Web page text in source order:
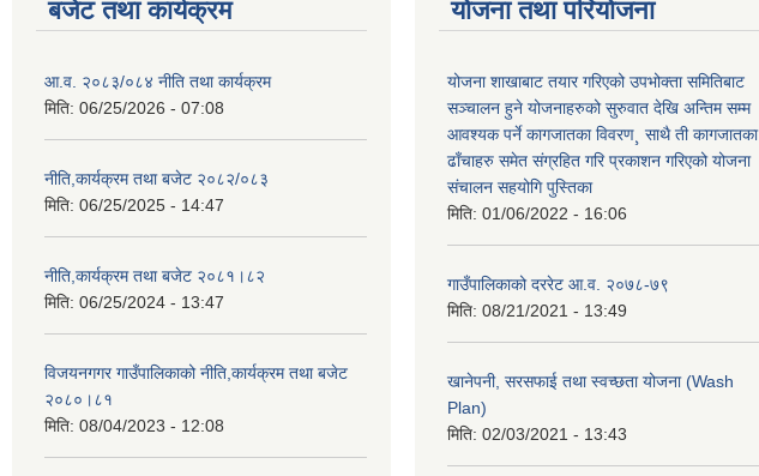
बजेट तथा कार्यक्रम
आ.व. २०८३/०८४ नीति तथा कार्यक्रम
मिति: 06/25/2026 - 07:08
नीति,कार्यक्रम तथा बजेट २०८२/०८३
मिति: 06/25/2025 - 14:47
नीति,कार्यक्रम तथा बजेट २०८१।८२
मिति: 06/25/2024 - 13:47
विजयनगगर गाउँपालिकाको नीति,कार्यक्रम तथा बजेट
२०८०।८१
मिति: 08/04/2023 - 12:08
योजना तथा परियोजना
योजना शाखाबाट तयार गरिएको उपभोक्ता समितिबाट
सञ्चालन हुने योजनाहरुको सुरुवात देखि अन्तिम सम्म
आवश्यक पर्ने कागजातका विवरण¸ साथै ती कागजातका
ढाँचाहरु समेत संग्रहित गरि प्रकाशन गरिएको योजना
संचालन सहयोगि पुस्तिका
मिति: 01/06/2022 - 16:06
गाउँपालिकाको दररेट आ.व. २०७८-७९
मिति: 08/21/2021 - 13:49
खानेपनी, सरसफाई तथा स्वच्छता योजना (Wash
Plan)
मिति: 02/03/2021 - 13:43